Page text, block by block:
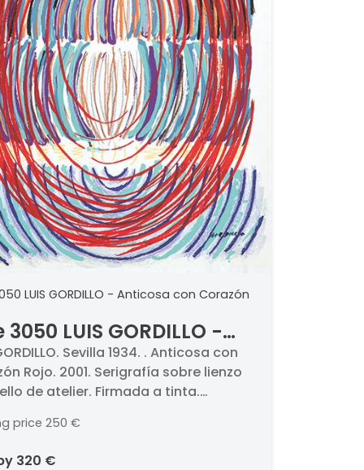
LUIS GORDILLO - Anticosa con Corazón
3050 LUIS GORDILLO -
con Corazón Rojo
Sevilla 1934. . Anticosa con
Rojo. 2001. Serigrafía sobre lienzo
de atelier. Firmada a tinta.
price 250 €
320 €